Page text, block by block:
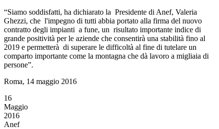
“Siamo soddisfatti, ha dichiarato la Presidente di Anef, Valeria
Ghezzi, che l'impegno di tutti abbia portato alla firma del nuovo
contratto degli impianti a fune, un risultato importante indice di
grande positività per le aziende che consentirà una stabilità fino al
2019 e permetterà di superare le difficoltà al fine di tutelare un
comparto importante come la montagna che dà lavoro a migliaia di
persone”.
Roma, 14 maggio 2016
16
Maggio
2016
Anef